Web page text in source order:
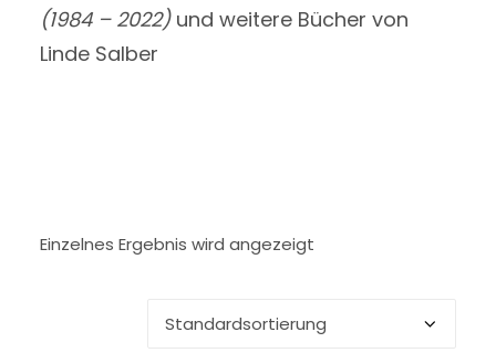
(1984 – 2022)und weitere Bücher von
Linde Salber
Einzelnes Ergebnis wird angezeigt